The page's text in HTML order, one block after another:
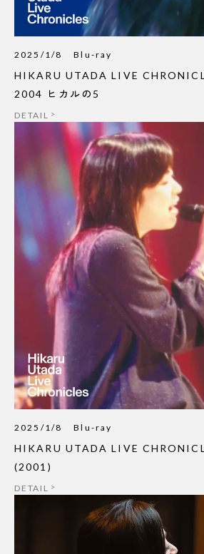
2025/1/8 Blu-ray
HIKARU UTADA LIVE
2004 ヒカルの5
DETAIL
2025/1/8 Blu-ray
HIKARU UTADA LIVE
(2001)
DETAIL